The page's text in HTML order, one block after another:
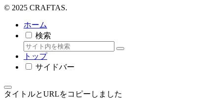
© 2025 CRAFTAS.
ホーム
検索
トップ
サイドバー
タイトルとURLをコピーしました